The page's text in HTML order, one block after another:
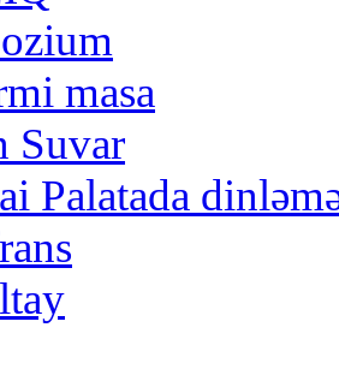
masa
Suvar
Palatada